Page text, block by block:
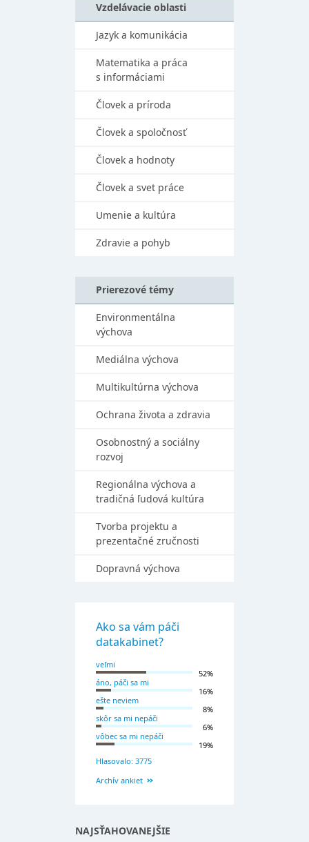
Vzdelávacie oblasti
Jazyk a komunikácia
Matematika a práca
s informáciami
Človek a príroda
Človek a spoločnosť
Človek a hodnoty
Človek a svet práce
Umenie a kultúra
Zdravie a pohyb
Prierezové témy
Environmentálna
výchova
Mediálna výchova
Multikultúrna výchova
Ochrana života a zdravia
Osobnostný a sociálny
rozvoj
Regionálna výchova a
tradičná ľudová kultúra
Tvorba projektu a
prezentačné zručnosti
Dopravná výchova
Ako sa vám páči
datakabinet?
veľmi
52%
áno, páči sa mi
16%
ešte neviem
8%
skôr sa mi nepáči
6%
vôbec sa mi nepáči
19%
Hlasovalo: 3775
Archív ankiet
NAJSŤAHOVANEJŠIE